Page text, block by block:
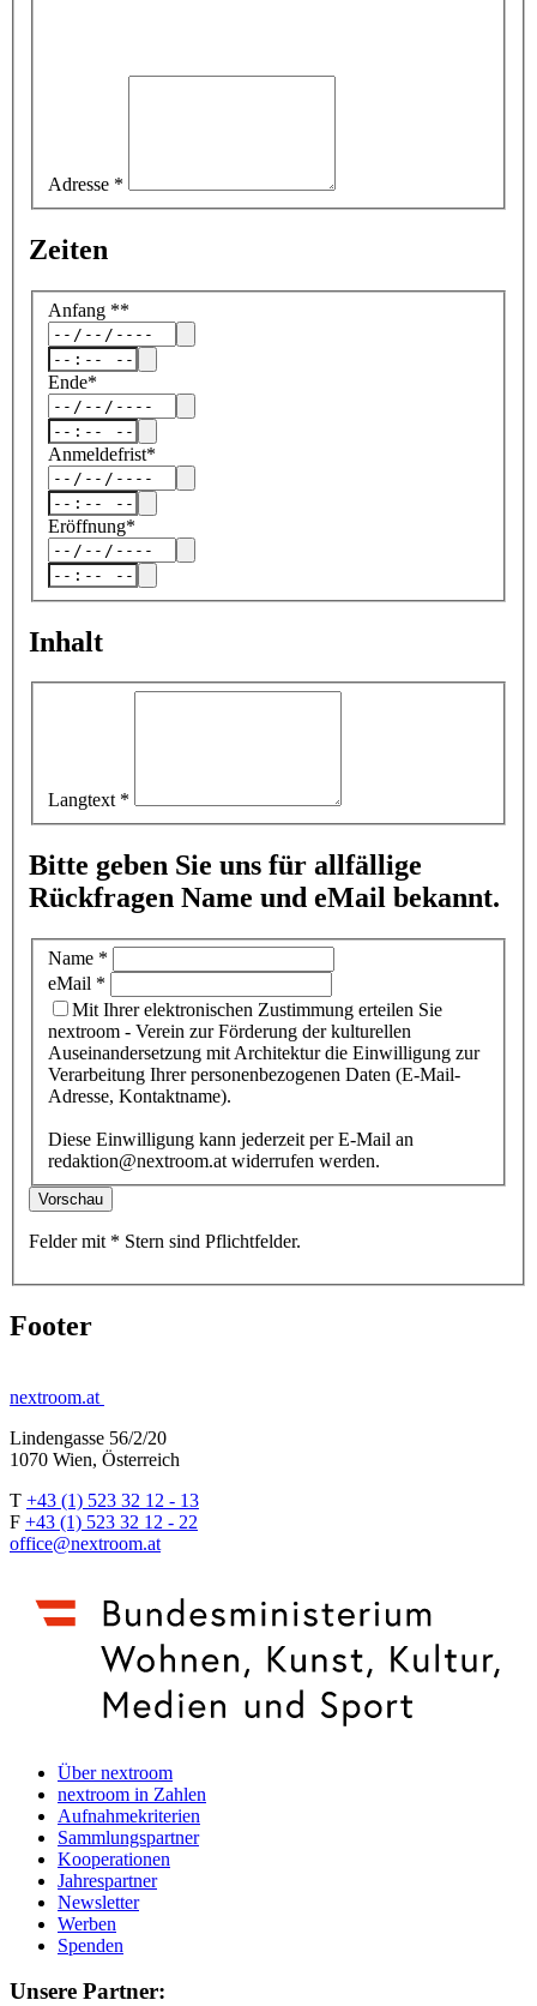
Adresse *
Zeiten
Anfang **
Ende*
Anmeldefrist*
Eröffnung*
Inhalt
Langtext *
Bitte geben Sie uns für allfällige
Rückfragen Name und eMail bekannt.
Name *
eMail *
Mit Ihrer elektronischen Zustimmung erteilen Sie
nextroom - Verein zur Förderung der kulturellen
Auseinandersetzung mit Architektur die Einwilligung zur
Verarbeitung Ihrer personenbezogenen Daten (E-Mail-
Adresse, Kontaktname).
Diese Einwilligung kann jederzeit per E-Mail an
redaktion@nextroom.at widerrufen werden.
Vorschau
Felder mit * Stern sind Pflichtfelder.
Footer
nextroom.at
Lindengasse 56/2/20
1070 Wien, Österreich
T +43 (1) 523 32 12 - 13
F +43 (1) 523 32 12 - 22
office@nextroom.at
Über nextroom
nextroom in Zahlen
Aufnahmekriterien
Sammlungspartner
Kooperationen
Jahrespartner
Newsletter
Werben
Spenden
Unsere Partner: